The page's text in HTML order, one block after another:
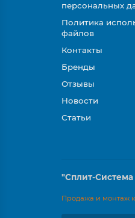
персональных
Политика
файлов
Контакты
Бренды
Отзывы
Новости
Статьи
"Сплит-
Продажа и монтаж